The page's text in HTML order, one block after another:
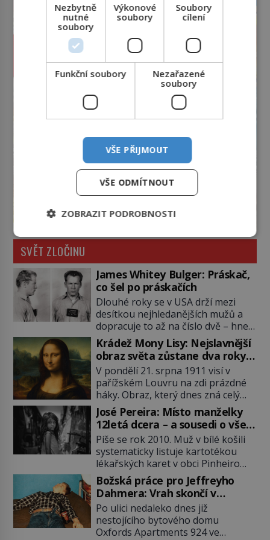
SVĚT ZLOČINU
James Whitey Bulger: Práskač,
co šel po práskačích
Dlouhé roky se v USA drží mezi
desítkou nejhledanějších mužů a
dopracuje to až na číslo dvě – hned
po Usámovi bin Ládinovi (1957–
2011). To je James „Whitey“ Bulger
(1929–2018) viněný ze spoluúčasti
na 19 vraždách, vydírání a lichvy. A
samozřejmě, krom toho je ještě
drogový dealer, který neváhá
odstranit z cesty všechny práskače,
zatímco […]
Krádež Mony Lisy: Nejslavnější
obraz světa zůstane dva roky
nezvěstný
V pondělí 21. srpna 1911 visí v
pařížském Louvru na zdi prázdné
háky. Obraz, který dnes zná celý
svět, je pryč. Zpočátku si nikdo
nemyslí, že jde o krádež.
Zaměstnanci jsou přesvědčeni, že
Mona Lisa je jen v restaurátorské
dílně nebo u fotografa. Když se
ukáže pravda, propukne jeden z
největších honů na zloděje v […]
José Pereira: Místo manželky
12letá dcera – a sousedi o všem
vědí!
Píše se rok 2010. Muž v bílé košili
systematicky listuje kartotékou
lékařských karet v obci Pinheiro
ležící asi 20 kilometrů od farmy s
podivínským majitelem. Něco tu
nesedí. Ledaže… Ledaže by ta
mladá dívka z farmy byla ne
manželkou, ale dcerou – a všechny
ty děti byly zplozené v incestu. Na
Božská práce pro Jeffreyho
Dahmera: Vrah skončí v
tratolišti krve ve vězeňských
umývárnách
Po ulici nedaleko dnes již
nestojícího bytového domu
Oxfords Apartments 924 ve
Nezbytně
nutné
soubory
Výkonové
soubory
Soubory
cílení
Funkční soubory
Nezařazené
soubory
VŠE PŘIJMOUT
VŠE ODMÍTNOUT
ZOBRAZIT PODROBNOSTI